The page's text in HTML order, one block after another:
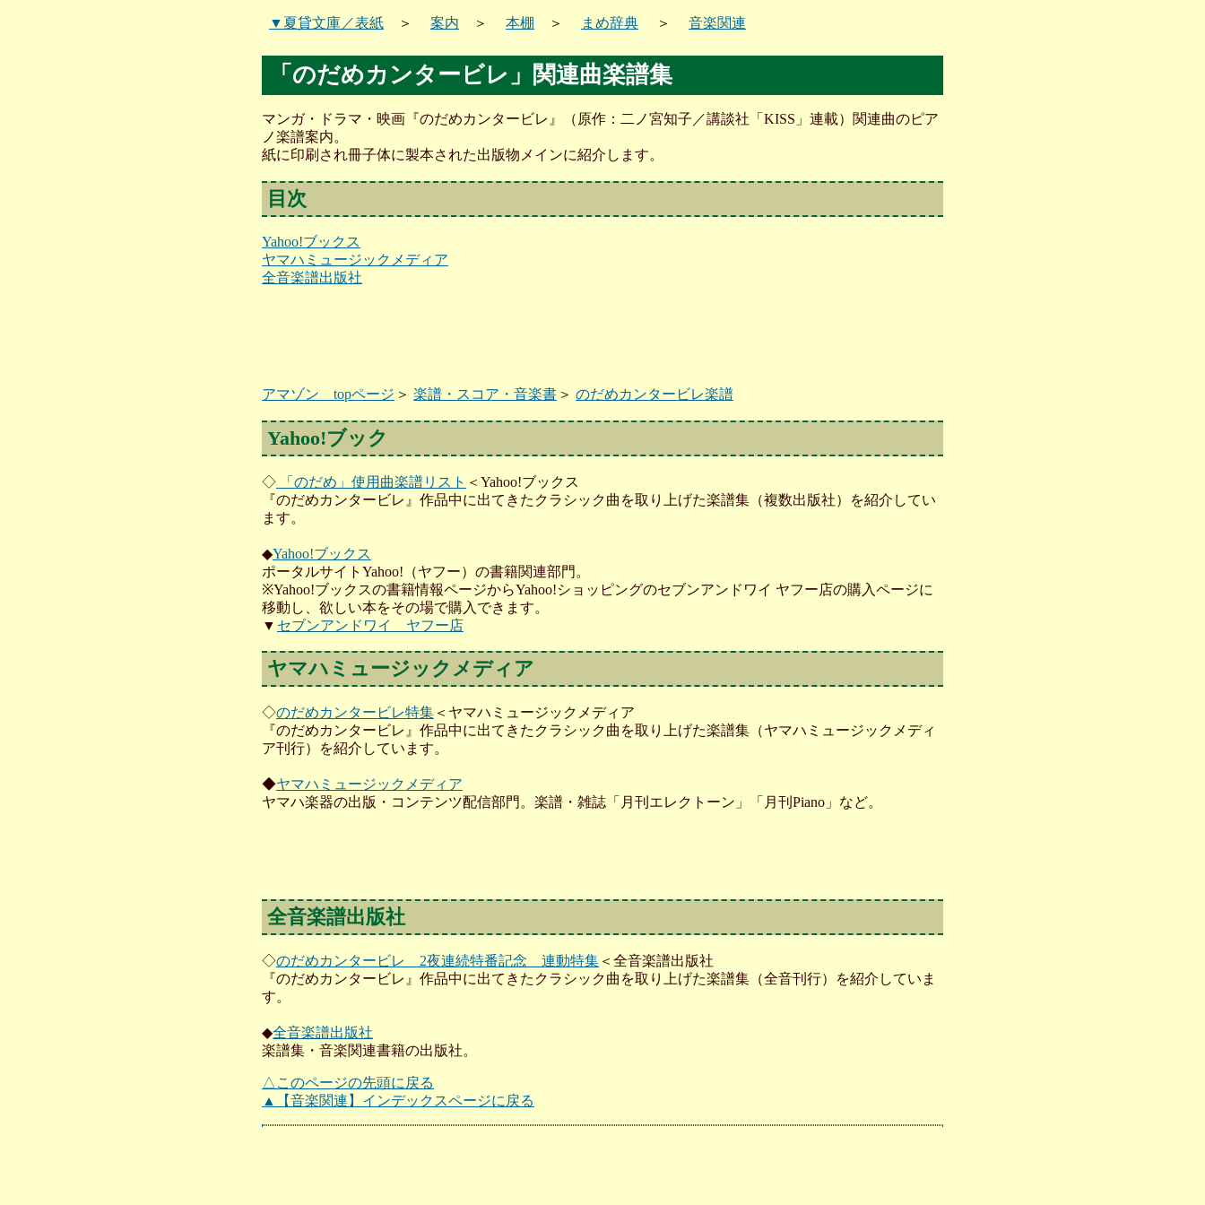
▼夏貸文庫／表紙 ＞ 案内 ＞ 本棚 ＞ まめ辞典 ＞ 音楽関連
「のだめカンタービレ」関連曲楽譜集
マンガ・ドラマ・映画『のだめカンタービレ』（原作：二ノ宮知子／講談社「KISS」連載）関連曲のピア
ノ楽譜案内。
紙に印刷され冊子体に製本された出版物メインに紹介します。
目次
Yahoo!ブックス
ヤマハミュージックメディア
全音楽譜出版社
アマゾン topページ ＞ 楽譜・スコア・音楽書 ＞ のだめカンタービレ楽譜
Yahoo!ブック
◇ 「のだめ」使用曲楽譜リスト ＜Yahoo!ブックス
『のだめカンタービレ』作品中に出てきたクラシック曲を取り上げた楽譜集（複数出版社）を紹介してい
ます。
◆Yahoo!ブックス
ポータルサイトYahoo!（ヤフー）の書籍関連部門。
※Yahoo!ブックスの書籍情報ページからYahoo!ショッピングのセブンアンドワイ ヤフー店の購入ページに
移動し、欲しい本をその場で購入できます。
▼ セブンアンドワイ ヤフー店
ヤマハミュージックメディア
◇のだめカンタービレ特集 ＜ヤマハミュージックメディア
『のだめカンタービレ』作品中に出てきたクラシック曲を取り上げた楽譜集（ヤマハミュージックメディ
ア刊行）を紹介しています。
◆ヤマハミュージックメディア
ヤマハ楽器の出版・コンテンツ配信部門。楽譜・雑誌「月刊エレクトーン」「月刊Piano」など。
全音楽譜出版社
◇のだめカンタービレ 2夜連続特番記念 連動特集 ＜全音楽譜出版社
『のだめカンタービレ』作品中に出てきたクラシック曲を取り上げた楽譜集（全音刊行）を紹介していま
す。
◆全音楽譜出版社
楽譜集・音楽関連書籍の出版社。
△このページの先頭に戻る
▲【音楽関連】インデックスページに戻る